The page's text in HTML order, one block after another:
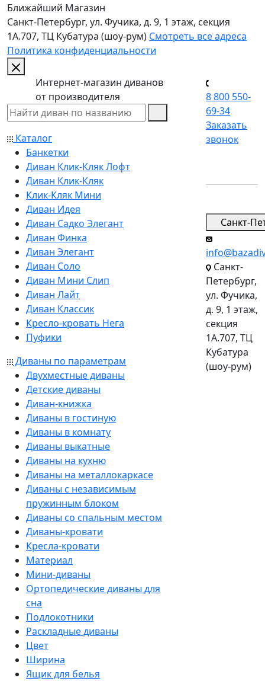
Ближайший Магазин
Санкт-Петербург, ул. Фучика, д. 9, 1 этаж, секция
1А.707, ТЦ Кубатура (шоу-рум) Смотреть все адреса
Политика конфиденциальности
Интернет-магазин диванов
от производителя
Каталог
Банкетки
Диван Клик-Кляк Лофт
Диван Клик-Кляк
Клик-Кляк Мини
Диван Идея
Диван Садко Элегант
Диван Финка
Диван Элегант
Диван Соло
Диван Мини Слип
Диван Лайт
Диван Классик
Кресло-кровать Нега
Пуфики
Диваны по параметрам
Двухместные диваны
Детские диваны
Диван-книжка
Диваны в гостиную
Диваны в комнату
Диваны выкатные
Диваны на кухню
Диваны на металлокаркасе
Диваны с независимым
пружинным блоком
Диваны со спальным местом
Диваны-кровати
Кресла-кровати
Материал
Мини-диваны
Ортопедические диваны для
сна
Подлокотники
Раскладные диваны
Цвет
Ширина
Ящик для белья
8 800 550-
69-34
Заказать
звонок
Санкт-
Санкт-
Петербург,
ул. Фучика,
д. 9, 1 этаж,
секция
1А.707, ТЦ
Кубатура
(шоу-рум)